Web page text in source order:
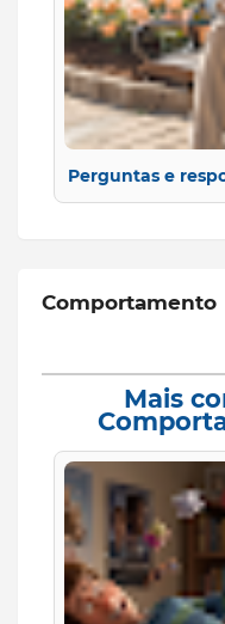
Perguntas e
Comportamento
Mais